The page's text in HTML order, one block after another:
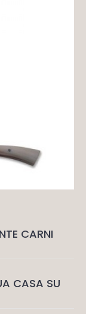
CARNI
CASA SU